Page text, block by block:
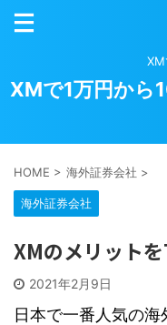
XMで1万円から
HOME > 海外証券会社 >
海外証券会社
XMのメリット
2021年2月9日
日本で一番人気の